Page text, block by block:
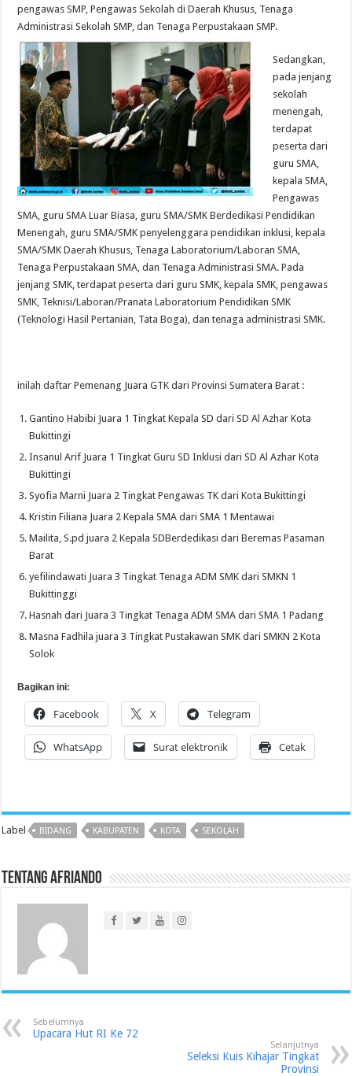
pengawas SMP, Pengawas Sekolah di Daerah Khusus, Tenaga
Administrasi Sekolah SMP, dan Tenaga Perpustakaan SMP.
Sedangkan,
pada jenjang
sekolah
menengah,
terdapat
peserta dari
guru SMA,
kepala SMA,
Pengawas
SMA, guru SMA Luar Biasa, guru SMA/SMK Berdedikasi Pendidikan
Menengah, guru SMA/SMK penyelenggara pendidikan inklusi, kepala
SMA/SMK Daerah Khusus, Tenaga Laboratorium/Laboran SMA,
Tenaga Perpustakaan SMA, dan Tenaga Administrasi SMA. Pada
jenjang SMK, terdapat peserta dari guru SMK, kepala SMK, pengawas
SMK, Teknisi/Laboran/Pranata Laboratorium Pendidikan SMK
(Teknologi Hasil Pertanian, Tata Boga), dan tenaga administrasi SMK.
inilah daftar Pemenang Juara GTK dari Provinsi Sumatera Barat :
Gantino Habibi Juara 1 Tingkat Kepala SD dari SD Al Azhar Kota
Bukittingi
Insanul Arif Juara 1 Tingkat Guru SD Inklusi dari SD Al Azhar Kota
Bukittingi
Syofia Marni Juara 2 Tingkat Pengawas TK dari Kota Bukittingi
Kristin Filiana Juara 2 Kepala SMA dari SMA 1 Mentawai
Mailita, S.pd juara 2 Kepala SDBerdedikasi dari Beremas Pasaman
Barat
yefilindawati Juara 3 Tingkat Tenaga ADM SMK dari SMKN 1
Bukittinggi
Hasnah dari Juara 3 Tingkat Tenaga ADM SMA dari SMA 1 Padang
Masna Fadhila juara 3 Tingkat Pustakawan SMK dari SMKN 2 Kota
Solok
Bagikan ini:
Facebook X Telegram
WhatsApp Surat elektronik Cetak
Label BIDANG KABUPATEN KOTA SEKOLAH
Tentang Afriando
Sebelumnya
Upacara Hut RI Ke 72
Selanjutnya
Seleksi Kuis Kihajar Tingkat
Provinsi